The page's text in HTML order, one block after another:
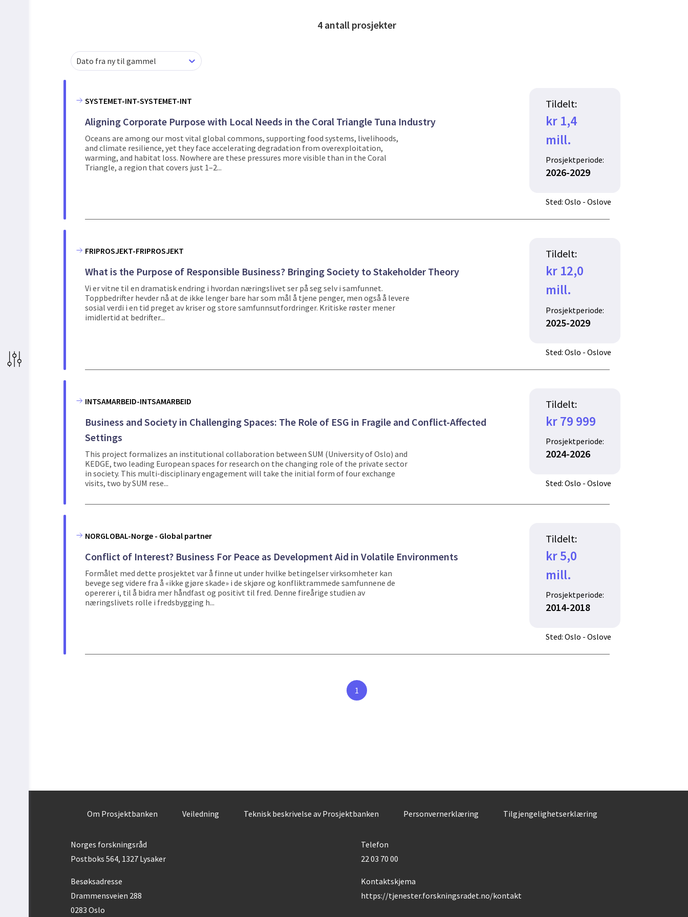
4 antall prosjekter
Dato fra ny til gammel
SYSTEMET-INT-SYSTEMET-INT
Aligning Corporate Purpose with Local Needs in the Coral Triangle Tuna Industry
Oceans are among our most vital global commons, supporting food systems, livelihoods,
and climate resilience, yet they face accelerating degradation from overexploitation,
warming, and habitat loss. Nowhere are these pressures more visible than in the Coral
Triangle, a region that covers just 1–2...
Tildelt:
kr 1,4
mill.
Prosjektperiode:
2026-2029
Sted: Oslo - Oslove
FRIPROSJEKT-FRIPROSJEKT
What is the Purpose of Responsible Business? Bringing Society to Stakeholder Theory
Vi er vitne til en dramatisk endring i hvordan næringslivet ser på seg selv i samfunnet.
Toppbedrifter hevder nå at de ikke lenger bare har som mål å tjene penger, men også å levere
sosial verdi i en tid preget av kriser og store samfunnsutfordringer. Kritiske røster mener
imidlertid at bedrifter...
Tildelt:
kr 12,0
mill.
Prosjektperiode:
2025-2029
Sted: Oslo - Oslove
INTSAMARBEID-INTSAMARBEID
Business and Society in Challenging Spaces: The Role of ESG in Fragile and Conflict-Affected
Settings
This project formalizes an institutional collaboration between SUM (University of Oslo) and
KEDGE, two leading European spaces for research on the changing role of the private sector
in society. This multi-disciplinary engagement will take the initial form of four exchange
visits, two by SUM rese...
Tildelt:
kr 79 999
Prosjektperiode:
2024-2026
Sted: Oslo - Oslove
NORGLOBAL-Norge - Global partner
Conflict of Interest? Business For Peace as Development Aid in Volatile Environments
Formålet med dette prosjektet var å finne ut under hvilke betingelser virksomheter kan
bevege seg videre fra å «ikke gjøre skade» i de skjøre og konfliktrammede samfunnene de
opererer i, til å bidra mer håndfast og positivt til fred. Denne fireårige studien av
næringslivets rolle i fredsbygging h...
Tildelt:
kr 5,0
mill.
Prosjektperiode:
2014-2018
Sted: Oslo - Oslove
1
Om Prosjektbanken Veiledning Teknisk beskrivelse av Prosjektbanken Personvernerklæring Tilgjengelighetserklæring
Norges forskningsråd
Postboks 564, 1327 Lysaker
Besøksadresse
Drammensveien 288
0283 Oslo
Telefon
22 03 70 00
Kontaktskjema
https://tjenester.forskningsradet.no/kontakt